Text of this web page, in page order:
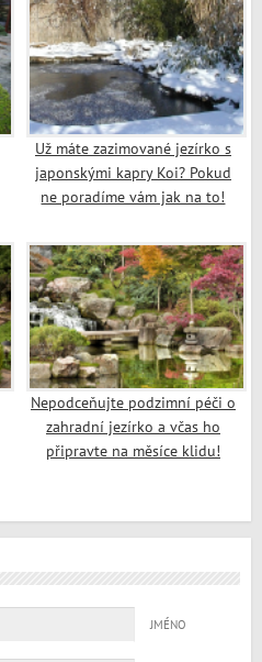
Už máte zazimované jezírko s
japonskými kapry Koi? Pokud
ne poradíme vám jak na to!
Nepodceňujte podzimní péči o
zahradní jezírko a včas ho
připravte na měsíce klidu!
JMÉNO